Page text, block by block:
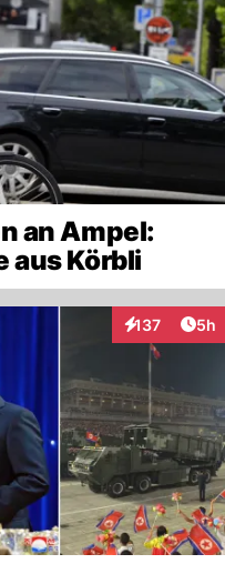
an Ampel:
aus Körbli
137
Interaktionen
5h